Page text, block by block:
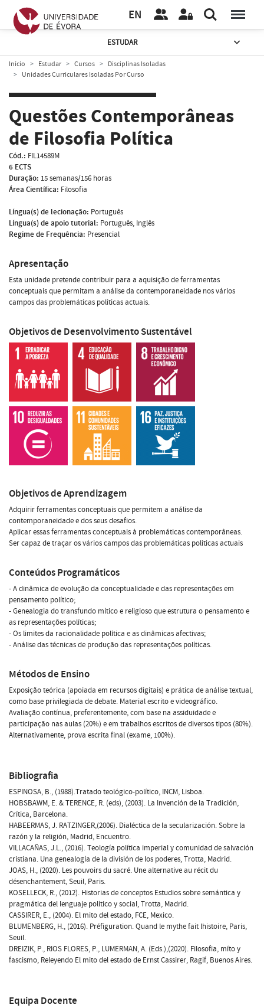
EN
ESTUDAR
Início Estudar Cursos
Disciplinas Isoladas
Unidades Curriculares Isoladas Por Curso
Questões Contemporâneas
de Filosofia Política
Cód.: FIL14589M
6 ECTS
Duração: 15 semanas/156 horas
Área Científica: Filosofia
Língua(s) de lecionação: Português
Língua(s) de apoio tutorial: Português, Inglês
Regime de Frequência: Presencial
Apresentação
Esta unidade pretende contribuir para a aquisição de ferramentas
conceptuais que permitam a análise da contemporaneidade nos vários
campos das problemáticas politicas actuais.
Objetivos de Desenvolvimento Sustentável
Objetivos de Aprendizagem
Adquirir ferramentas conceptuais que permitem a análise da
contemporaneidade e dos seus desafios.
Aplicar essas ferramentas conceptuais à problemáticas contemporâneas.
Ser capaz de traçar os vários campos das problemáticas politicas actuais
Conteúdos Programáticos
- A dinâmica de evolução da conceptualidade e das representações em
pensamento político;
- Genealogia do transfundo mítico e religioso que estrutura o pensamento e
as representações políticas;
- Os limites da racionalidade política e as dinâmicas afectivas;
- Análise das técnicas de produção das representações políticas.
Métodos de Ensino
Exposição teórica (apoiada em recursos digitais) e prática de análise textual,
como base privilegiada de debate. Material escrito e videográfico.
Avaliação contínua, preferentemente, com base na assiduidade e
participação nas aulas (20%) e em trabalhos escritos de diversos tipos (80%).
Alternativamente, prova escrita final (exame, 100%).
Bibliografia
ESPINOSA, B., (1988).Tratado teológico-político, INCM, Lisboa.
HOBSBAWM, E. & TERENCE, R. (eds), (2003). La Invención de la Tradición,
Crítica, Barcelona.
HABEERMAS, J. RATZINGER,(2006). Dialéctica de la secularización. Sobre la
razón y la religión, Madrid, Encuentro.
VILLACAÑAS, J.L., (2016). Teología política imperial y comunidad de salvación
cristiana. Una genealogía de la división de los poderes, Trotta, Madrid.
JOAS, H., (2020). Les pouvoirs du sacré. Une alternative au récit du
désenchantement, Seuil, Paris.
KOSELLECK, R., (2012). Historias de conceptos Estudios sobre semántica y
pragmática del lenguaje político y social, Trotta, Madrid.
CASSIRER, E., (2004). El mito del estado, FCE, Mexico.
BLUMENBERG, H., (2016). Préfiguration. Quand le mythe fait lhistoire, Paris,
Seuil.
DREIZIK, P., RIOS FLORES, P., LUMERMAN, A. (Eds.),(2020). Filosofia, míto y
fascismo, Releyendo El mito del estado de Ernst Cassirer, Ragif, Buenos Aires.
Equipa Docente